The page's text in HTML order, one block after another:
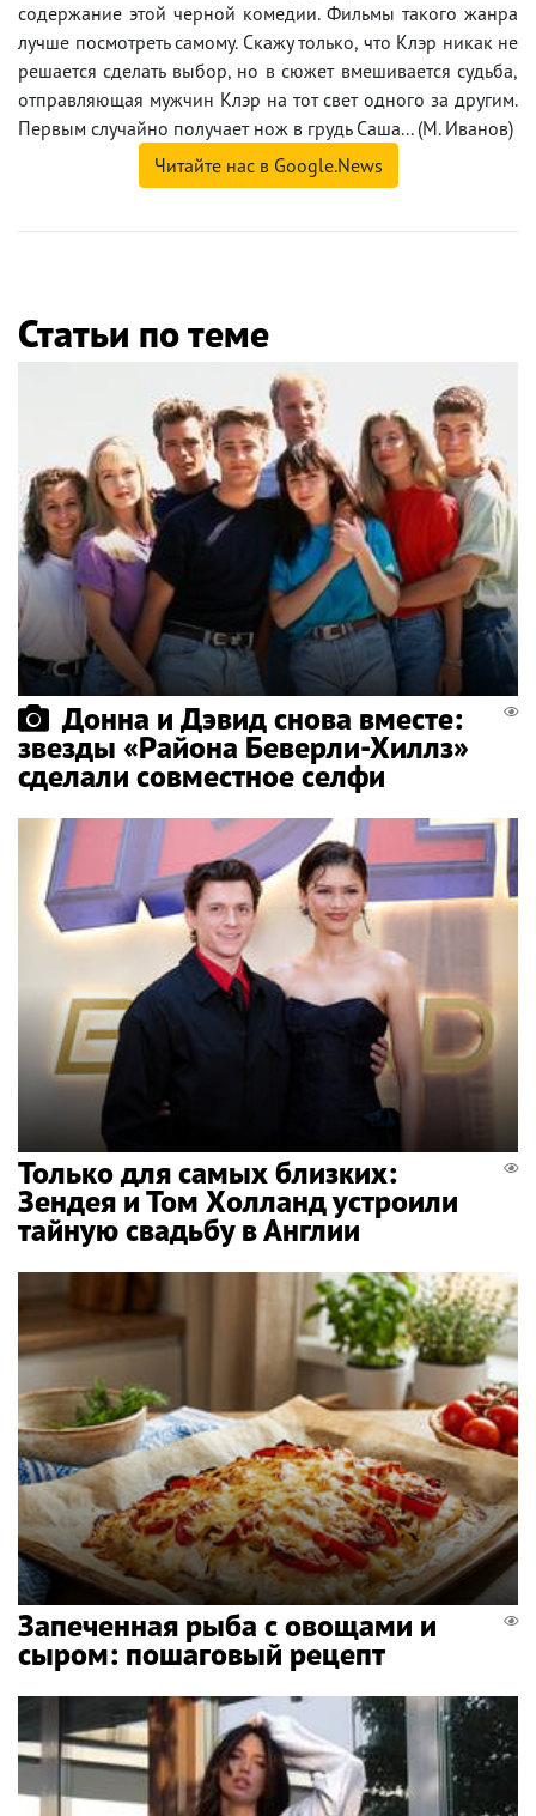
содержание этой черной комедии. Фильмы такого жанра
лучше посмотреть самому. Скажу только, что Клэр никак не
решается сделать выбор, но в сюжет вмешивается судьба,
отправляющая мужчин Клэр на тот свет одного за другим.
Первым случайно получает нож в грудь Саша... (М. Иванов)
Читайте нас в Google.News
Статьи по теме
Донна и Дэвид снова вместе:
звезды «Района Беверли-Хиллз»
сделали совместное селфи
Только для самых близких:
Зендея и Том Холланд устроили
тайную свадьбу в Англии
Запеченная рыба с овощами и
сыром: пошаговый рецепт